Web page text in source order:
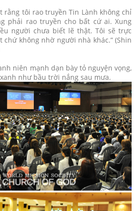
rằng tôi rao truyền Tin Lành không chỉ
phải rao truyền cho bất cứ ai. Xung
người chưa biết lẽ thật. Tôi sẽ trực
không nhờ người nhà khác.” (Shin
niên mạnh dạn bày tỏ nguyện vọng,
như bầu trời nắng sau mưa.